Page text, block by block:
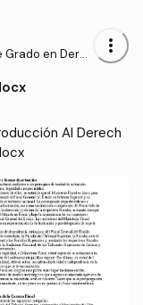
Grado en Dere
(US)
more_vert
Al Derech